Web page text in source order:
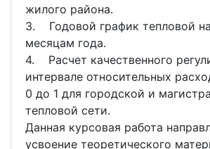
жилого района.
3. Годовой график тепловой
месяцам года.
4. Расчет качественного
интервале относительных
0 до 1 для городской и
тепловой сети.
Данная курсовая работа
усвоение теоретического